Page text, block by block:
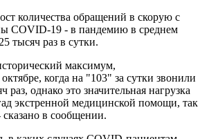
количества обращений в скорую с
COVID-19 - в пандемию в среднем
тысяч раз в сутки.
максимум,
когда на "103" за сутки звонили
раз, однако это значительная нагрузка
экстренной медицинской помощи, так
в сообщении.